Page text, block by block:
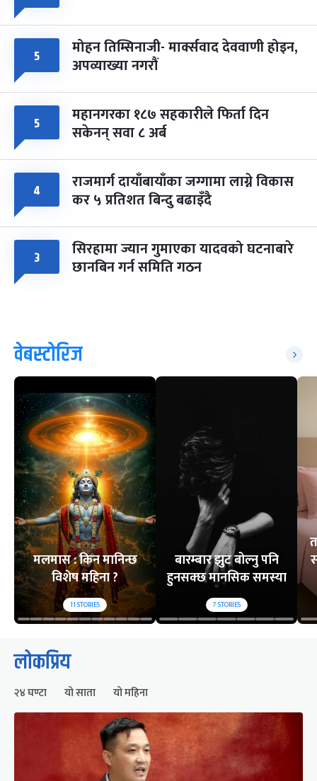
५ मोहन तिम्सिनाजी- मार्क्सवाद देववाणी होइन,
अपव्याख्या नगरौं
५ महानगरका १८७ सहकारीले फिर्ता दिन
सकेनन् सवा ८ अर्ब
४ राजमार्ग दायाँबायाँका जग्गामा लाग्ने विकास
कर ५ प्रतिशत बिन्दु बढाइँदै
३ सिरहामा ज्यान गुमाएका यादवको घटनाबारे
छानबिन गर्न समिति गठन
वेबस्टोरिज
मलमास : किन मानिन्छ
विशेष महिना ?
11STORIES
बारम्बार झुट बोल्नु पनि
हुनसक्छ मानसिक समस्या
7STORIES
लोकप्रिय
२४ घण्टा यो साता यो महिना